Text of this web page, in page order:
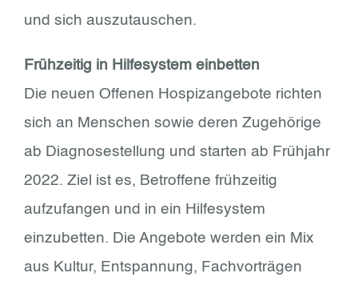
und sich auszutauschen.
Frühzeitig in Hilfesystem einbetten
Die neuen Offenen Hospizangebote richten
sich an Menschen sowie deren Zugehörige
ab Diagnosestellung und starten ab Frühjahr
2022. Ziel ist es, Betroffene frühzeitig
aufzufangen und in ein Hilfesystem
einzubetten. Die Angebote werden ein Mix
aus Kultur, Entspannung, Fachvorträgen